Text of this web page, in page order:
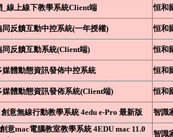
_線上線下教學系統Client端 恒和
同反饋互動中控系統(一年授權) 恒和
同反饋互動系統(Client端) 恒和
媒體動態資訊發佈中控系統 恒和
媒體動態資訊發佈系統(Client端) 恒和
意無線行動教學系統 4edu e-Pro 最新版 智識
意mac電腦教室教學系統 4EDU mac 11.0
智識